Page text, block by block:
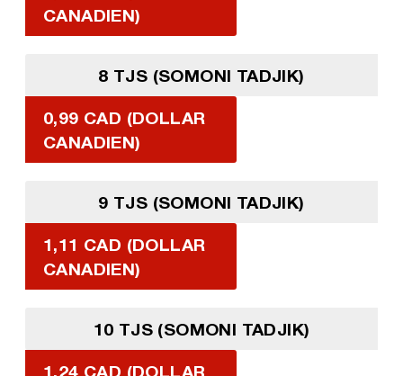
CANADIEN)
8 TJS (SOMONI TADJIK)
0,99 CAD (DOLLAR
CANADIEN)
9 TJS (SOMONI TADJIK)
1,11 CAD (DOLLAR
CANADIEN)
10 TJS (SOMONI TADJIK)
1,24 CAD (DOLLAR